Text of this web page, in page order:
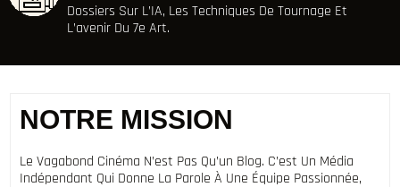
Dossiers Sur L’IA, Les Techniques De Tournage Et
L’avenir Du 7e Art.
NOTRE MISSION
Le Vagabond Cinéma N’est Pas Qu’un Blog. C’est Un Média
Indépendant Qui Donne La Parole À Une Équipe Passionnée,